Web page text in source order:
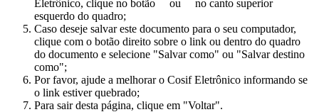
Eletrônico, clique no botão
ou
no canto superior
esquerdo do quadro;
Caso deseje salvar este documento para o seu computador,
clique com o botão direito sobre o link ou dentro do quadro
do documento e selecione "Salvar como" ou "Salvar destino
como";
Por favor, ajude a melhorar o Cosif Eletrônico informando se
o link estiver quebrado;
Para sair desta página, clique em "Voltar".